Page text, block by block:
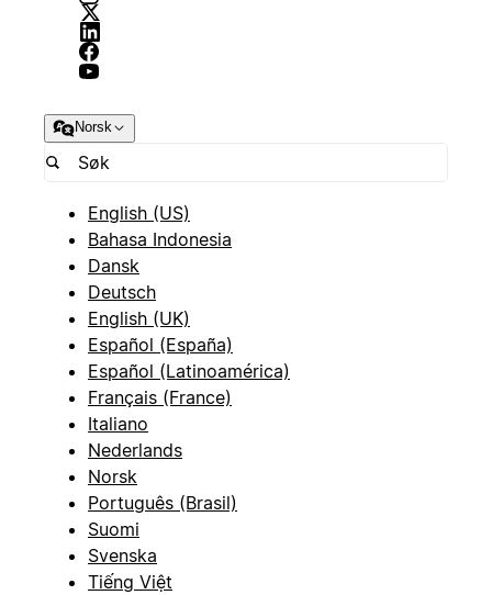
Norsk
English (US)
Bahasa Indonesia
Dansk
Deutsch
English (UK)
Español (España)
Español (Latinoamérica)
Français (France)
Italiano
Nederlands
Norsk
Português (Brasil)
Suomi
Svenska
Tiếng Việt